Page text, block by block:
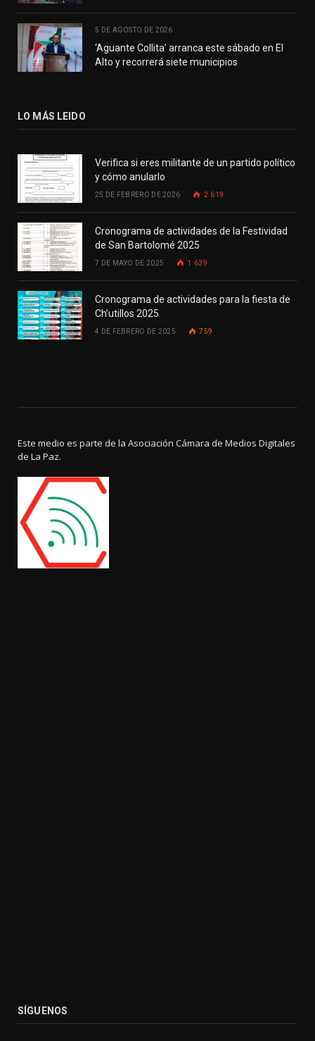
5 DE AGOSTO DE 2026
‘Aguante Collita’ arranca este sábado en El
Alto y recorrerá siete municipios
LO MÁS LEIDO
Verifica si eres militante de un partido político
y cómo anularlo
25 DE FEBRERO DE 2026 2.619
Cronograma de actividades de la Festividad
de San Bartolomé 2025
7 DE MAYO DE 2025 1.639
Cronograma de actividades para la fiesta de
Ch’utillos 2025
4 DE FEBRERO DE 2025 759
Este medio es parte de la Asociación Cámara de Medios Digitales
de La Paz.
SÍGUENOS